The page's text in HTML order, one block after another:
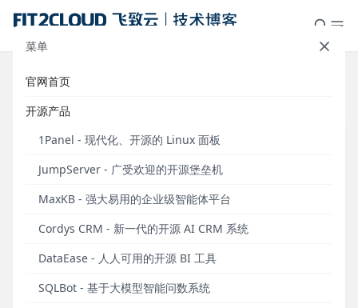
菜单
官网首页
开源产品
1Panel - 现代化、开源的 Linux 面板
JumpServer - 广受欢迎的开源堡垒机
MaxKB - 强大易用的企业级智能体平台
Cordys CRM - 新一代的开源 AI CRM 系统
DataEase - 人人可用的开源 BI 工具
SQLBot - 基于大模型智能问数系统
标签：SQL